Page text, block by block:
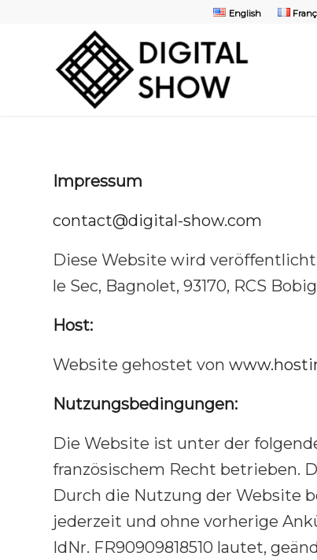
English
Impressum
contact@digital-show.com
Diese Website wird
le Sec, Bagnolet, 93170, RCS
Host:
Website gehostet von
Nutzungsbedingungen:
Die Website ist unter der
französischem Recht betrieben.
Durch die Nutzung der Website
jederzeit und ohne vorherige
IdNr. FR90909818510 lautet,